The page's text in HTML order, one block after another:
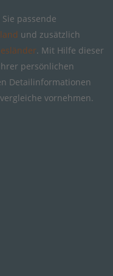
passende
und zusätzlich
. Mit Hilfe dieser
persönlichen
Detailinformationen
vornehmen.